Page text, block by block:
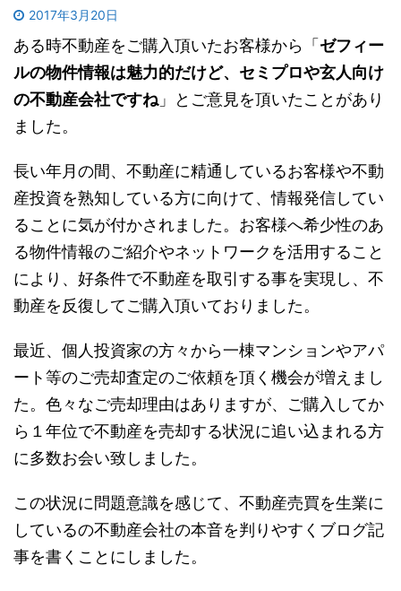
2017年3月20日
ある時不動産をご購入頂いたお客様から「 ゼフィー
ルの物件情報は魅力的だけど、セミプロや玄人向け
の不動産会社ですね 」とご意見を頂いたことがあり
ました。
長い年月の間、不動産に精通しているお客様や不動
産投資を熟知している方に向けて、情報発信してい
ることに気が付かされました。お客様へ希少性のあ
る物件情報のご紹介やネットワークを活用すること
により、好条件で不動産を取引する事を実現し、不
動産を反復してご購入頂いておりました。
最近、 個人投資家の方々から一棟マンションやアパ
ート等のご売却査定のご依頼を頂く機会が増えまし
た。色々なご売却理由はありますが、ご購入してか
ら１年位で不動産を売却する状況に追い込まれる方
に多数お会い致しました。
この状況に問題意識を感じて、不動産売買を生業に
しているの不動産会社の本音を判りやすくブログ記
事を書くことにしました。